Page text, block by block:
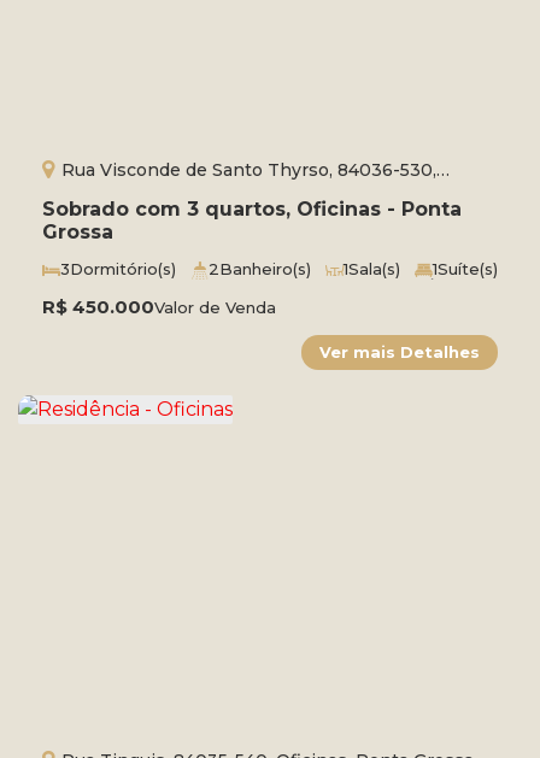
Sobrado com 3 quartos, Oficinas - Ponta
Grossa
R$ 450.000Valor de Venda
Rua Visconde de Santo Thyrso, 84036-530,
Oficinas, Ponta Grossa, Paraná, Brasil
3Dormitório(s) 2Banheiro(s) 1Sala(s) 1Suíte(s)